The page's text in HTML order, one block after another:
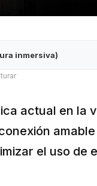
inmersiva)
actual en la
el uso de